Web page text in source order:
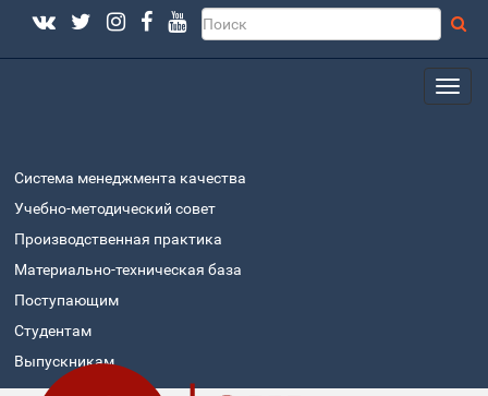
Система менеджмента качества
Учебно-методический совет
Производственная практика
Материально-техническая база
Поступающим
Студентам
Выпускникам